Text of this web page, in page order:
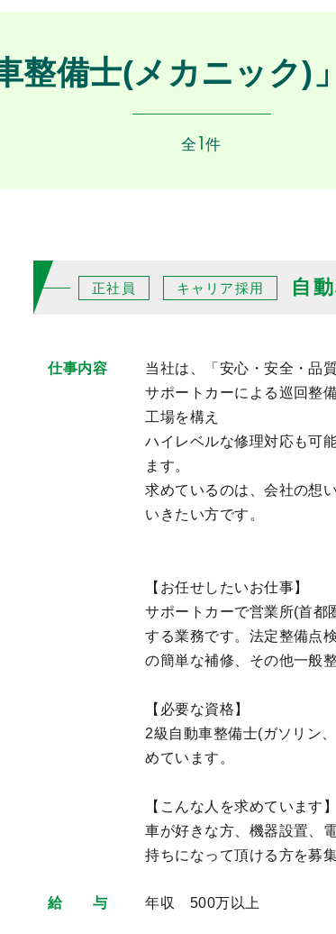
整備士(メカニック)
全 1件
正社員 キャリア採用 自
仕事内容
当社は、「安心・安全・品
サポートカーによる巡回整
工場を構え
ハイレベルな修理対応も可
ます。
求めているのは、会社の想
いきたい方です。
【お任せしたいお仕事】
サポートカーで営業所(首都
する業務です。法定整備点
の簡単な補修、その他一般整
【必要な資格】
2級自動車整備士(ガソリン
めています。
【こんな人を求めています】
車が好きな方、機器設置、
持ちになって頂ける方を募集
給 与 年収 500万以上